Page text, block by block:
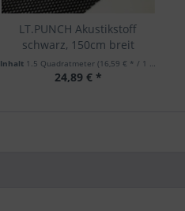
LT.PUNCH Akustikstoff
schwarz, 150cm breit
Inhalt 1.5 Quadratmeter(16,59 € * / 1 Quadratmeter)
24,89 € *